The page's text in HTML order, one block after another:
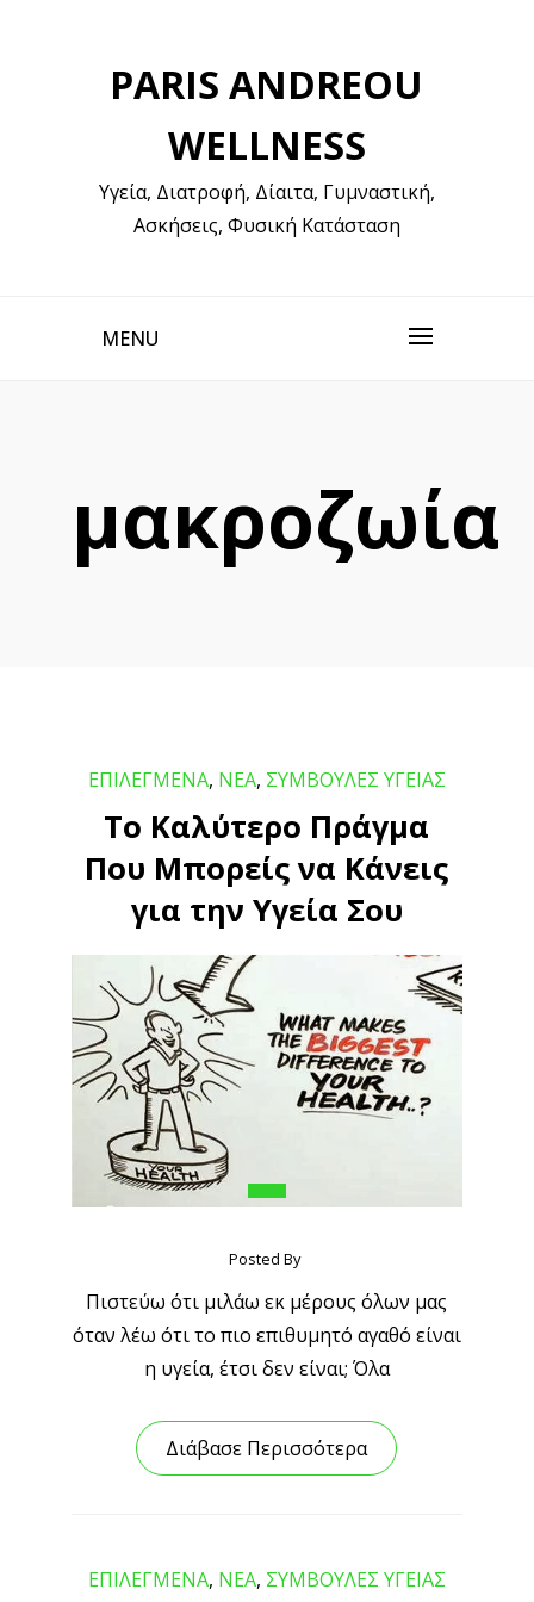
PARIS ANDREOU
WELLNESS
Υγεία, Διατροφή, Δίαιτα, Γυμναστική,
Ασκήσεις, Φυσική Κατάσταση
MENU
μακροζωία
ΕΠΙΛΕΓΜΕΝΑ, ΝΕΑ, ΣΥΜΒΟΥΛΕΣ ΥΓΕΙΑΣ
Το Καλύτερο Πράγμα
Που Μπορείς να Κάνεις
για την Υγεία Σου
Posted By
Πιστεύω ότι μιλάω εκ μέρους όλων μας
όταν λέω ότι το πιο επιθυμητό αγαθό είναι
η υγεία, έτσι δεν είναι; Όλα
Διάβασε Περισσότερα
ΕΠΙΛΕΓΜΕΝΑ, ΝΕΑ, ΣΥΜΒΟΥΛΕΣ ΥΓΕΙΑΣ